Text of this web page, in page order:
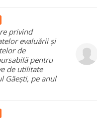
privind
evaluării și
de
pentru
de utilitate
Găești, pe anul